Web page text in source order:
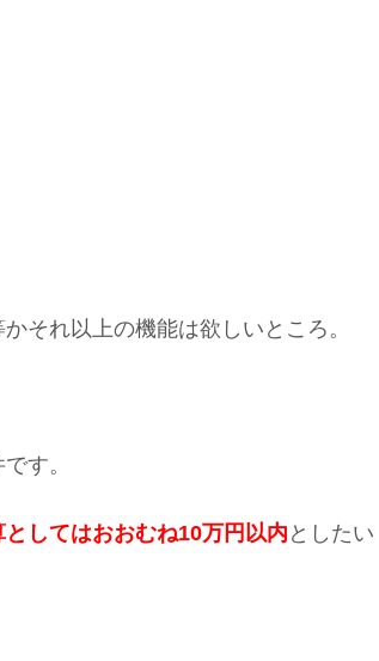
それ以上の機能は欲しいところ。
す。
としてはおおむね10万円以内 としたい